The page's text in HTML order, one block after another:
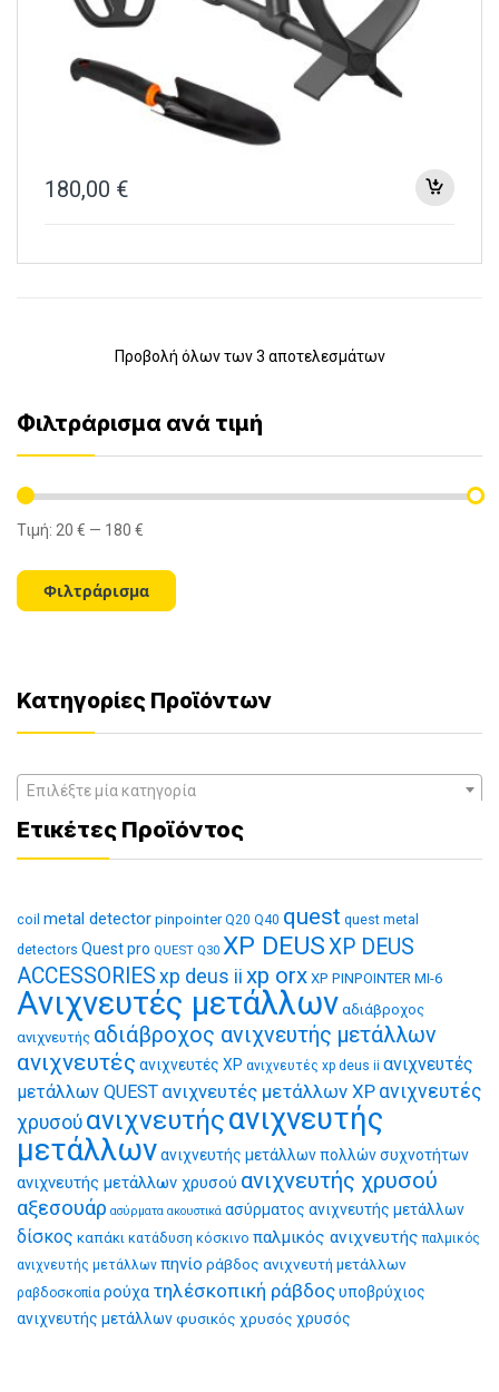
180,00 €
Προβολή όλων των 3 αποτελεσμάτων
Φιλτράρισμα ανά τιμή
Ελάχιστη
Μέγιστη
Φιλτράρισμα
Τιμή: 20 € — 180 €
Κατηγορίες Προϊόντων
Επιλέξτε μία κατηγορία
Ετικέτες Προϊόντος
coil metal detector pinpointer Q20 Q40 quest quest metal
detectors Quest pro QUEST Q30 XP DEUSXP DEUS
ACCESSORIES xp deus ii xp orx XP PINPOINTER MI-6
Ανιχνευτές μετάλλων αδιάβροχος
ανιχνευτής αδιάβροχος ανιχνευτής μετάλλων
ανιχνευτές ανιχνευτές XP ανιχνευτές xp deus ii ανιχνευτές
μετάλλων QUEST ανιχνευτές μετάλλων XP ανιχνευτές
χρυσού ανιχνευτήςανιχνευτής
μετάλλωνανιχνευτής μετάλλων πολλών συχνοτήτων
ανιχνευτής μετάλλων χρυσού ανιχνευτής χρυσού
αξεσουάρ ασύρματα ακουστικά ασύρματος ανιχνευτής μετάλλων
δίσκος καπάκι κατάδυση κόσκινο παλμικός ανιχνευτής παλμικός
ανιχνευτής μετάλλων πηνίο ράβδος ανιχνευτή μετάλλων
ραβδοσκοπία ρούχα τηλέσκοπική ράβδοςυποβρύχιος
ανιχνευτής μετάλλωνφυσικός χρυσός χρυσός